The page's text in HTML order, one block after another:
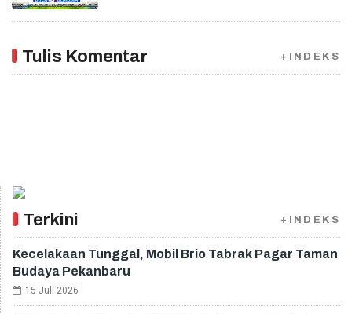
Tulis Komentar +INDEKS
Terkini +INDEKS
Kecelakaan Tunggal, Mobil Brio Tabrak Pagar Taman
Budaya Pekanbaru
15 Juli 2026